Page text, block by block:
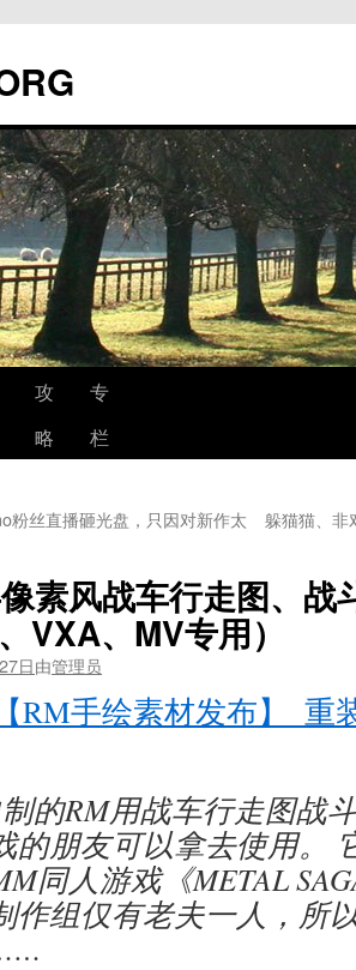
攻
略
专
栏
粉丝直播砸光盘，只因对新作太
躲猫猫、
素风战车行走图、战
VXA、MV专用）
日由管理员
【RM手绘素材发布】_重
的RM用战车行走图战
的朋友可以拿去使用。
同人游戏《METAL
作组仅有老夫一人，所